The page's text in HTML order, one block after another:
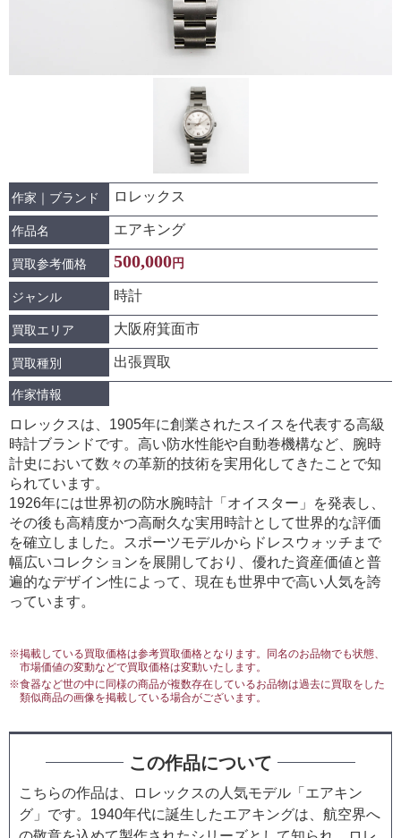
作家｜ブランド ロレックス
作品名 エアキング
買取参考価格 500,000円
ジャンル 時計
買取エリア 大阪府箕面市
買取種別 出張買取
作家情報
ロレックスは、1905年に創業されたスイスを代表する高級
時計ブランドです。高い防水性能や自動巻機構など、腕時
計史において数々の革新的技術を実用化してきたことで知
られています。
1926年には世界初の防水腕時計「オイスター」を発表し、
その後も高精度かつ高耐久な実用時計として世界的な評価
を確立しました。スポーツモデルからドレスウォッチまで
幅広いコレクションを展開しており、優れた資産価値と普
遍的なデザイン性によって、現在も世界中で高い人気を誇
っています。
※掲載している買取価格は参考買取価格となります。同名のお品物でも状態、
市場価値の変動などで買取価格は変動いたします。
※食器など世の中に同様の商品が複数存在しているお品物は過去に買取をした
類似商品の画像を掲載している場合がございます。
この作品について
こちらの作品は、ロレックスの人気モデル「エアキン
グ」です。1940年代に誕生したエアキングは、航空界へ